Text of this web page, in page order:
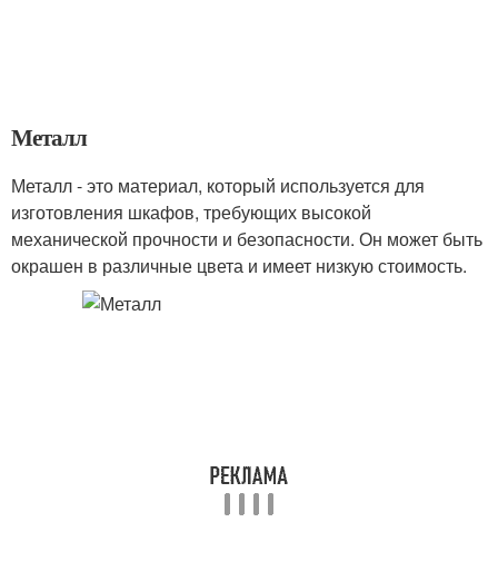
Металл
Металл - это материал, который используется для
изготовления шкафов, требующих высокой
механической прочности и безопасности. Он может быть
окрашен в различные цвета и имеет низкую стоимость.